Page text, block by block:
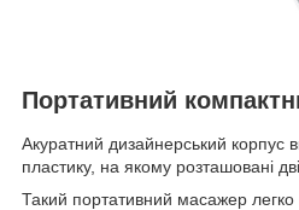
Портативний
Акуратний дизайнерський корпус
пластику, на якому розташовані
Такий портативний масажер легко